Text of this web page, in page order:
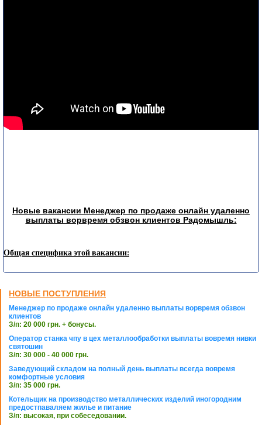
Новые вакансии Менеджер по продаже онлайн удаленно
выплаты ворвремя обзвон клиентов Радомышль:
Общая специфика этой вакансии:
НОВЫЕ ПОСТУПЛЕНИЯ
Менеджер по продаже онлайн удаленно выплаты ворвремя обзвон
клиентов
З/п: 20 000 грн. + бонусы.
Оператор станка чпу в цех металлообработки выплаты вовремя нивки
святошин
З/п: 30 000 - 40 000 грн.
Заведующий складом на полный день выплаты всегда вовремя
комфортные условия
З/п: 35 000 грн.
Котельщик на производство металлических изделий иногородним
предостпаваляем жилье и питание
З/п: высокая, при собеседовании.